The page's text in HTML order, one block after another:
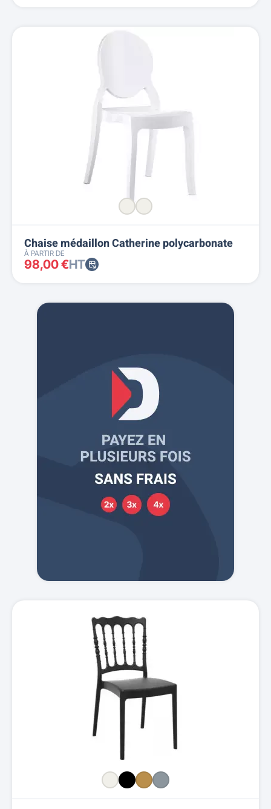
Chaise médaillon Catherine polycarbonate
À PARTIR DE
98,00 €HT